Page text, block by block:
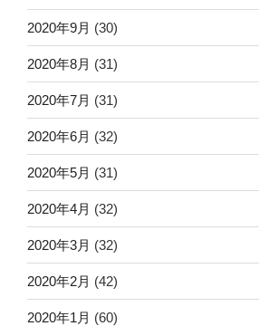
2020年9月 (30)
2020年8月 (31)
2020年7月 (31)
2020年6月 (32)
2020年5月 (31)
2020年4月 (32)
2020年3月 (32)
2020年2月 (42)
2020年1月 (60)